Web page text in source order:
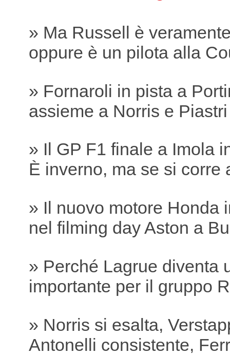
» Ma Russell è
oppure è un pilota alla
» Fornaroli in pista a
assieme a Norris e Piastri
» Il GP F1 finale a Imola
È inverno, ma se si corre
» Il nuovo motore Honda
nel filming day Aston a
» Perché Lagrue diventa
importante per il gruppo
» Norris si esalta,
Antonelli consistente,